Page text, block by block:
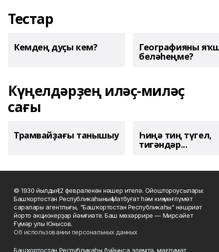
Тестар
Кемдең дуҫы кем? Географияны
беләһеңме?
Күңелдәрҙең иләҫ-миләҫ
сағы
Трамвайҙағы танышыу Һиңә тиң түгел,
тигәндәр...
© 1930 йылдың 12 февраленән нәшер ителә. Ойоштороусылары:
Башҡортостан Республикаһының Матбуғат һәм киң мәғлүмәт
саралары агентлығы, "Башҡортостан Республикаһы" нәшриәт
йорто акционерҙар йәмғиәте. Баш мөхәррире — Мирсәйет
Ғүмәр улы Юнысов.
Об использовании персональных данных
Башҡортостан Республикаһы буйынса элемтә, мәғлүмәт